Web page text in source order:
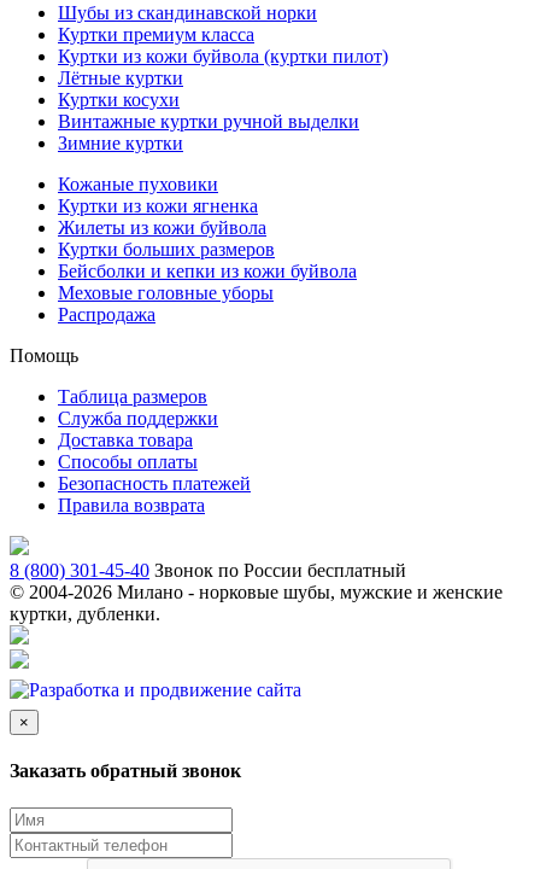
Шубы из скандинавской норки
Куртки премиум класса
Куртки из кожи буйвола (куртки пилот)
Лётные куртки
Куртки косухи
Винтажные куртки ручной выделки
Зимние куртки
Кожаные пуховики
Куртки из кожи ягненка
Жилеты из кожи буйвола
Куртки больших размеров
Бейсболки и кепки из кожи буйвола
Меховые головные уборы
Распродажа
Помощь
Таблица размеров
Служба поддержки
Доставка товара
Способы оплаты
Безопасность платежей
Правила возврата
8 (800) 301-45-40 Звонок по России бесплатный
© 2004-2026 Милано - норковые шубы, мужские и женские
куртки, дубленки.
×
Заказать обратный звонок